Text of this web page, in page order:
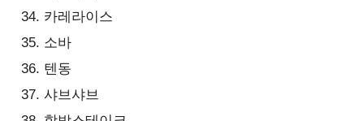
카레라이스
소바
텐동
샤브샤브